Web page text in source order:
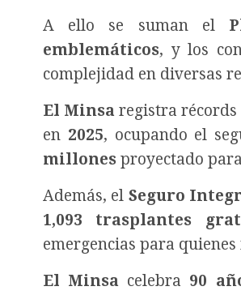
A ello se suman el
emblemáticos, y los
complejidad en diversas
El Minsa registra récords
en 2025, ocupando el
millones proyectado para
Además, el Seguro
1,093 trasplantes
emergencias para quienes
El Minsa celebra 90